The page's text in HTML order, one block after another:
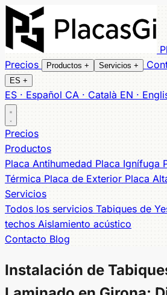
Precios
Productos + Servicios +
ES +
ES · Español CA · Català EN ·
Todos los productos
Placa Acústica
Alta ResistenciaMuebles a Medida
Todos los servicios
acústicoInsonorización dormitorio
Reformas llave en mano
Cobertura local
Banyoles
OlotPalafrugellPalamósSant
d'AroLloret de MarRoses
Precios
Productos
Placa Antihumedad Placa Ignífuga
Térmica Placa de Exterior Placa
Servicios
Todos los servicios Tabiques de
techos Aislamiento acústico
Contacto Blog
Instalación de